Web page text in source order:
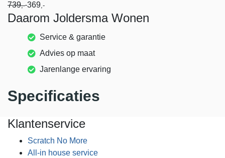
739,- 369,-
Daarom Joldersma Wonen
Service & garantie
Advies op maat
Jarenlange ervaring
Specificaties
Klantenservice
Scratch No More
All-in house service